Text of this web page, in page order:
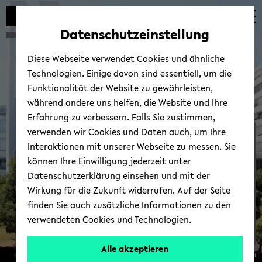
Automatische
vermeiden
zum
wechseln
zum
wechseln
zum
wechseln
Ich möch­te be­ra­ten
© Uni­ver­si­tät Bie­le­feld
Datenschutzeinstellung
Diese Webseite verwendet Cookies und ähnliche
Technologien. Einige davon sind essentiell, um die
Funktionalität der Website zu gewährleisten,
während andere uns helfen, die Website und Ihre
Erfahrung zu verbessern. Falls Sie zustimmen,
verwenden wir Cookies und Daten auch, um Ihre
Interaktionen mit unserer Webseite zu messen. Sie
können Ihre Einwilligung jederzeit unter
Datenschutzerklärung einsehen und mit der
Wirkung für die Zukunft widerrufen. Auf der Seite
finden Sie auch zusätzliche Informationen zu den
verwendeten Cookies und Technologien.
Alle akzeptieren